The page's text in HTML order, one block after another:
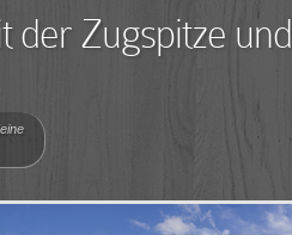
der Zugspitze und